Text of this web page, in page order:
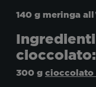
140 g meringa
cioccolato:
300 g cioccolato